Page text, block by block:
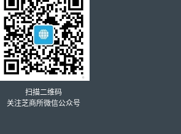
扫描二维码
关注芝商所微信公众号